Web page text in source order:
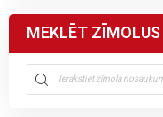
MEKLĒT ZĪMOLUS